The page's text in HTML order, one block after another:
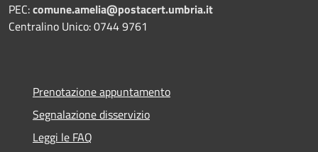
PEC:comune.amelia@postacert.umbria.it
Centralino Unico: 0744 9761
Prenotazione appuntamento
Segnalazione disservizio
Leggi le FAQ